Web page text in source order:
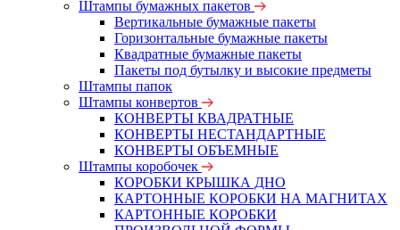
Штампы бумажных пакетов
Вертикальные бумажные пакеты
Горизонтальные бумажные пакеты
Квадратные бумажные пакеты
Пакеты под бутылку и высокие предметы
Штампы папок
Штампы конвертов
КОНВЕРТЫ КВАДРАТНЫЕ
КОНВЕРТЫ НЕСТАНДАРТНЫЕ
КОНВЕРТЫ ОБЪЕМНЫЕ
Штампы коробочек
КОРОБКИ КРЫШКА ДНО
КАРТОННЫЕ КОРОБКИ НА МАГНИТАХ
КАРТОННЫЕ КОРОБКИ